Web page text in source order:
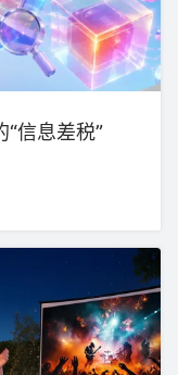
信息差税”